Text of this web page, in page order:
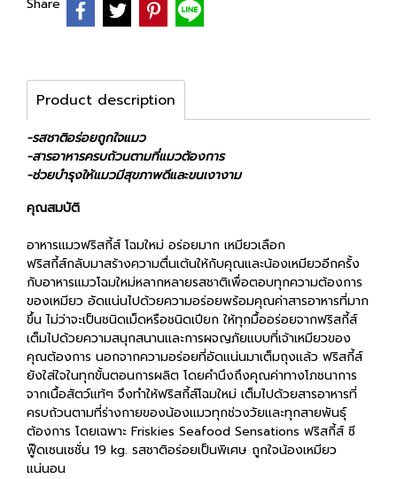
Share
Product description
-รสชาติอร่อยถูกใจแมว
-สารอาหารครบถ้วนตามที่แมวต้องการ
-ช่วยบำรุงให้แมวมีสุขภาพดีและขนเงางาม
คุณสมบัติ
อาหารแมวฟริสกี้ส์ โฉมใหม่ อร่อยมาก เหมียวเลือก
ฟริสกี้ส์กลับมาสร้างความตื่นเต้นให้กับคุณและน้องเหมียวอีกครั้ง
กับอาหารแมวโฉมใหม่หลากหลายรสชาติเพื่อตอบทุกความต้องการ
ของเหมียว อัดแน่นไปด้วยความอร่อยพร้อมคุณค่าสารอาหารที่มาก
ขึ้น ไม่ว่าจะเป็นชนิดเม็ดหรือชนิดเปียก ให้ทุกมื้ออร่อยจากฟริสกี้ส์
เต็มไปด้วยความสนุกสนานและการผจญภัยแบบที่เจ้าเหมียวของ
คุณต้องการ นอกจากความอร่อยที่อัดแน่นมาเต็มถุงแล้ว ฟริสกี้ส์
ยังใส่ใจในทุกขั้นตอนการผลิต โดยคำนึงถึงคุณค่าทางโภชนาการ
จากเนื้อสัตว์แท้ๆ จึงทำให้ฟริสกี้ส์โฉมใหม่ เต็มไปด้วยสารอาหารที่
ครบถ้วนตามที่ร่างกายของน้องแมวทุกช่วงวัยและทุกสายพันธุ์
ต้องการ โดยเฉพาะ Friskies Seafood Sensations ฟริสกี้ส์ ซี
ฟู๊ดเซนเซชั่น 19 kg. รสชาติอร่อยเป็นพิเศษ ถูกใจน้องเหมียว
แน่นอน